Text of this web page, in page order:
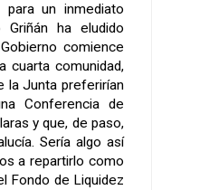
un inmediato
ha eludido
comience
cuarta comunidad,
la Junta preferirían
Conferencia de
y que, de paso,
Sería algo así
a repartirlo como
Fondo de Liquidez